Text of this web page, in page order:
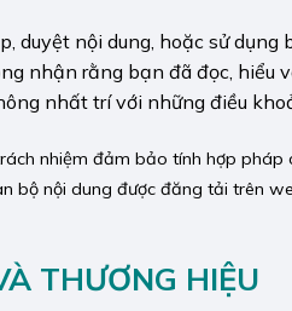
duyệt nội dung, hoặc sử
nhận rằng bạn đã đọc,
nhất trí với những điều
nhiệm đảm bảo tính hợp pháp
bộ nội dung được đăng tải trên
THƯƠNG HIỆU